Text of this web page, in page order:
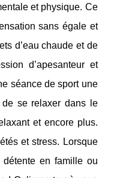
et physique. Ce
sans égale et
d’eau chaude et de
d’apesanteur et
séance de sport une
se relaxer dans le
et encore plus.
et stress. Lorsque
détente en famille ou